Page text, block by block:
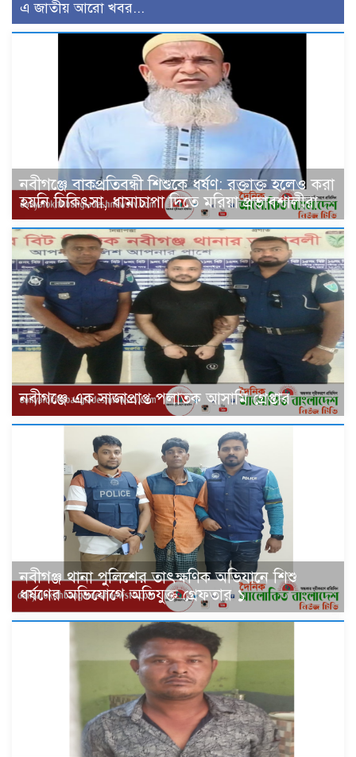
এ জাতীয় আরো খবর...
নবীগঞ্জে বাকপ্রতিবন্ধী শিশুকে ধর্ষণ: রক্তাক্ত হলেও করা
হয়নি চিকিৎসা, ধামাচাপা দিতে মরিয়া প্রভাবশালীরা
‎নবীগঞ্জে এক সাজাপ্রাপ্ত পলাতক আসামি গ্রেপ্তার
নবীগঞ্জ থানা পুলিশের তাৎক্ষণিক অভিযানে শিশু
ধর্ষণের অভিযোগে অভিযুক্ত গ্রেফতার ১